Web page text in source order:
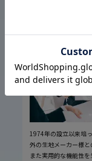
幅広
1974年の設立以来培
外の生地メーカー様と
また実用的な機能性